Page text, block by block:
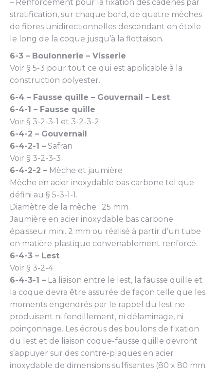
– Renforcement pour la fixation des cadènes par
stratification, sur chaque bord, de quatre mèches
de fibres unidirectionnelles descendant en étoile
le long de la coque jusqu’à la flottaison.
6-3 – Boulonnerie – Visserie
Voir § 5-3 pour tout ce qui est applicable à la
construction polyester.
6-4 – Fausse quille – Gouvernail – Lest
6-4-1 – Fausse quille
Voir § 3-2-3-1 et 3-2-3-2
6-4-2 – Gouvernail
6-4-2-1 – Safran
Voir § 3-2-3-3
6-4-2-2 – Mèche et jaumière
Mèche en acier inoxydable bas carbone tel que
défini au § 5-3-1-1.
Diamètre de la mèche : 25 mm.
Jaumière en acier inoxydable bas carbone
épaisseur mini. 2 mm ou réalisé à partir d’un tube
en matière plastique convenablement renforcé.
6-4-3 – Lest
Voir § 3-2-4
6-4-3-1 – La liaison entre le lest, la fausse quille et
la coque devra être assurée de façon telle que les
moments engendrés par le rappel du lest ne
produisent ni fendillement, ni délaminage, ni
poinçonnage. Les écrous des boulons de fixation
du lest et de liaison coque-fausse quille devront
s’appuyer sur des contre-plaques en acier
inoxydable de dimensions suffisantes (80 x 80 mm